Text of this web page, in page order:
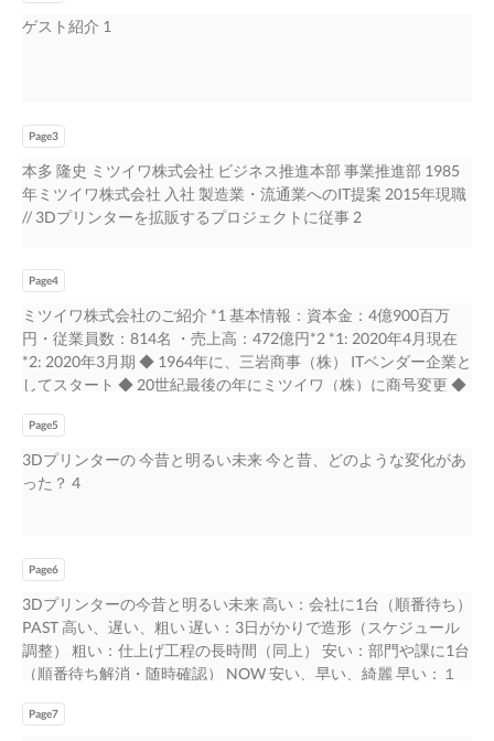
ゲスト紹介 1
Page3
本多 隆史 ミツイワ株式会社 ビジネス推進本部 事業推進部 1985
年ミツイワ株式会社 入社 製造業・流通業へのIT提案 2015年現職
// 3Dプリンターを拡販するプロジェクトに従事 2
Page4
ミツイワ株式会社のご紹介 *1 基本情報：資本金：4億900百万
円・従業員数：814名 ・売上高：472億円*2 *1: 2020年4月現在
*2: 2020年3月期 ◆ 1964年に、三岩商事（株） ITベンダー企業と
してスタート ◆ 20世紀最後の年にミツイワ（株）に商号変更 ◆
ト、そして３Dプリンターまで！ 3
Page5
3Dプリンターの 今昔と明るい未来 今と昔、どのような変化があ
った？ 4
Page6
3Dプリンターの今昔と明るい未来 高い：会社に1台（順番待ち）
PAST 高い、遅い、粗い 遅い：3日がかりで造形（スケジュール
調整） 粗い：仕上げ工程の長時間（同上） 安い：部門や課に1台
（順番待ち解消・随時確認） NOW 安い、早い、綺麗 早い：１
化（本来の仕事に専念） 高い ⇒ 安い 遅い ⇒ 早い 粗い ⇒ 綺麗 参
Page7